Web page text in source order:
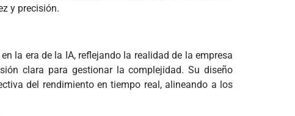
y precisión.
la era de la IA, reflejando la realidad de la empresa
clara para gestionar la complejidad. Su diseño
del rendimiento en tiempo real, alineando a los